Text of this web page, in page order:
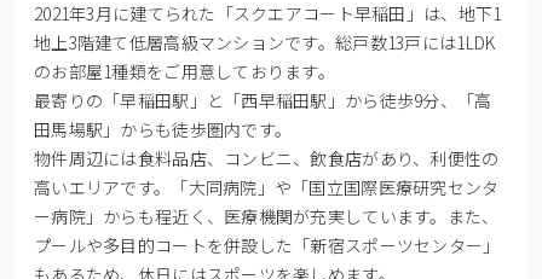
2021年3月に建てられた「スクエアコート早稲田」は、地下1
地上3階建て低層高級マンションです。総戸数13戸には1LDK
のお部屋1種類をご用意しております。
最寄りの「早稲田駅」と「西早稲田駅」から徒歩9分、「高
田馬場駅」からも徒歩圏内です。
物件周辺には食料品店、コンビニ、飲食店があり、利便性の
高いエリアです。「大同病院」や「国立国際医療研究センタ
ー病院」からも程近く、医療機関が充実しています。また、
プールや多目的コートを併設した「新宿スポーツセンター」
もあるため、休日にはスポーツを楽しめます。